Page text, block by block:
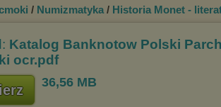
/ Numizmatyka / Historia Monet -
Katalog Banknotow Polski
ocr.pdf
36,56 MB